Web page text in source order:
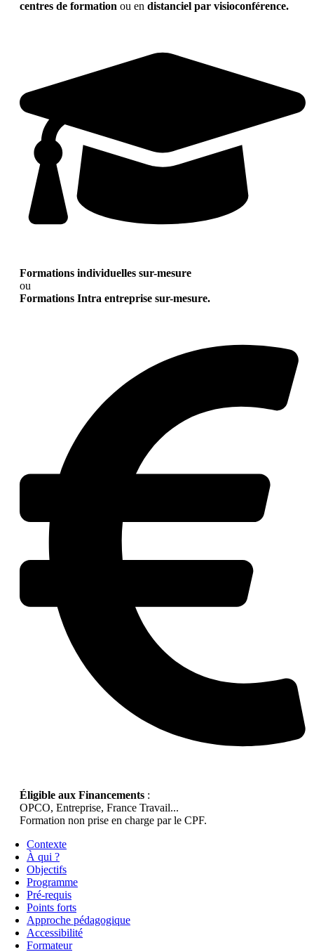
centres de formation ou en distanciel par visioconférence.
Formations individuelles sur-mesure
ou
Formations Intra entreprise sur-mesure.
Éligible aux Financements :
OPCO, Entreprise, France Travail...
Formation non prise en charge par le CPF.
Contexte
À qui ?
Objectifs
Programme
Pré-requis
Points forts
Approche pédagogique
Accessibilité
Formateur